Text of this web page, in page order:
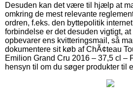
Desuden kan det være til hjælp at
omkring de mest relevante
ordren, f.eks. den byttepolitik
forbindelse er det desuden vigtigt,
opbevarer ens kvitteringsmail, så
dokumentere sit køb af ChÃ¢teau
Emilion Grand Cru 2016 – 37,5 cl –
hensyn til om du søger produkter til